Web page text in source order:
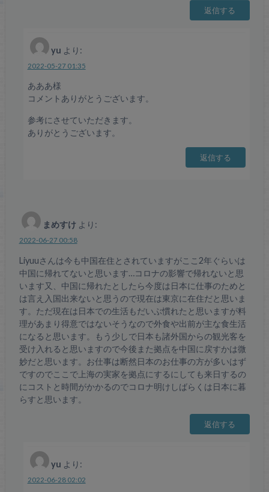
返信する
yu より:
2022-05-27 01:35
あああ様
コメントありがとうございます。
参考にさせていただきます。
ありがとうございます。
返信する
まめすけ より:
2022-06-27 00:58
Liyuuさんは今も中国在住とされていますがここ2年ぐらいは
中国に帰れてないと思います…コロナの影響で帰れないと思
います又、中国に帰れたとしたら今度は日本に仕事のためと
は言え入国出来ないと思うので現在は東京に在住だと思いま
す。ただ現在は日本での生活もだいぶ慣れたと思いますが料
理があまり得意ではないそうなので外食や出前が主な食生活
になると思います。もう少しで日本も諸外国からの観光客を
受け入れると思いますので今後また拠点を中国に戻すかは微
妙だと思います。お仕事は断然日本のお仕事の方が多いはず
ですのでここで上海の実家を拠点にするにしても来日するの
にコストと時間がかかるのでコロナ明けしばらくは日本に暮
らすと思います。
返信する
yu より:
2022-06-28 02:02